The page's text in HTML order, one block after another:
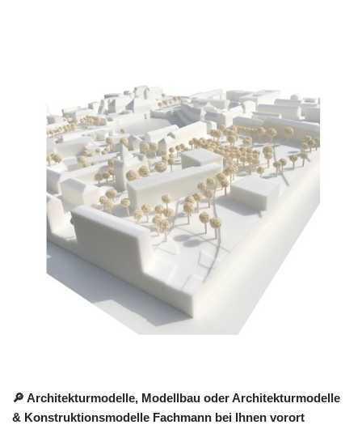
🔎 Architekturmodelle, Modellbau oder Architekturmodelle
& Konstruktionsmodelle Fachmann bei Ihnen vorort